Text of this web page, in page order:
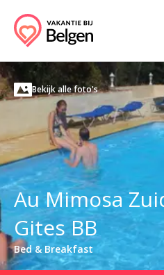
Bekijk alle foto's
Au Mimosa
Gites BB
Bed & Breakfast